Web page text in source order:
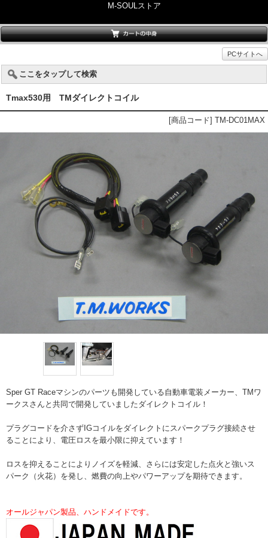
M-SOULストア
PCサイトへ
ここをタップして検索
Tmax530用 TMダイレクトコイル
[商品コード] TM-DC01MAX
Sper GT Raceマシンのパーツも開発している自動車電装メーカー、TMワ
ークスさんと共同で開発していましたダイレクトコイル！
プラグコードを介さずIGコイルをダイレクトにスパークプラグ接続させ
ることにより、電圧ロスを最小限に抑えています！
ロスを抑えることによりノイズを軽減、さらには安定した点火と強いス
パーク（火花）を発し、燃費の向上やパワーアップを期待できます。
オールジャパン製品、ハンドメイドです。